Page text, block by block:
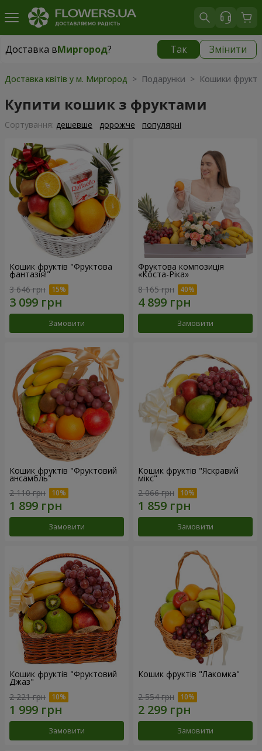
Доставка вМиргород? Так Змінити
Доставка вМиргород|
Доставка квітів у м. Миргород > Подарунки > Кошики
Купити кошик з фруктами
Сортування: дешевше дорожче популярні
Кошик фруктів "Фруктова
фантазія!"
3 646 грн
Замовити
Фруктова композиція
«Коста-Ріка»
8 165 грн
Замовити
Кошик фруктів "Фруктовий
ансамбль"
2 110 грн
Замовити
Кошик фруктів "Яскравий
мікс"
2 066 грн
Замовити
Кошик фруктів "Фруктовий
Джаз"
2 221 грн
Замовити
Кошик фруктів "Лакомка"
2 554 грн
Замовити